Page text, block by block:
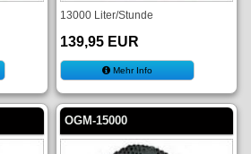
13000 Liter/Stunde
139,95 EUR
Mehr Info
OGM-15000